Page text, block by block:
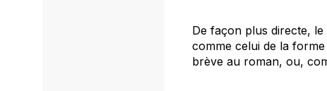
De façon plus directe,
comme celui de la
brève au roman, ou,